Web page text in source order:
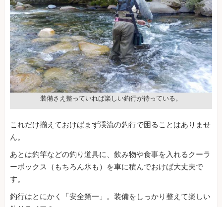
装備さえ整っていれば楽しい釣行が待っている。
これだけ揃えておけばまず渓流の釣行で困ることはありませ
ん。
あとは釣竿などの釣り道具に、飲み物や食事を入れるクーラ
ーボックス（もちろん氷も）を車に積んでおけば大丈夫で
す。
釣行はとにかく「安全第一」。装備をしっかり整えて楽しい